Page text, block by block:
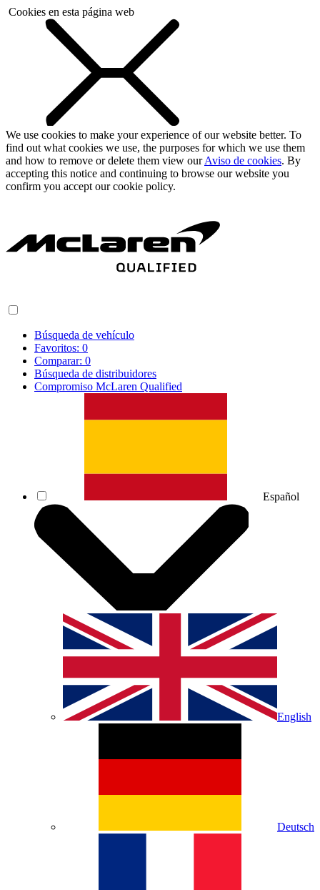
Cookies en esta página web
We use cookies to make your experience of our website better. To
find out what cookies we use, the purposes for which we use them
and how to remove or delete them view ourAviso de cookies. By
accepting this notice and continuing to browse our website you
confirm you accept our cookie policy.
Búsqueda de vehículo
Favoritos: 0
Comparar: 0
Búsqueda de distribuidores
Compromiso McLaren Qualified
Español
English
Deutsch